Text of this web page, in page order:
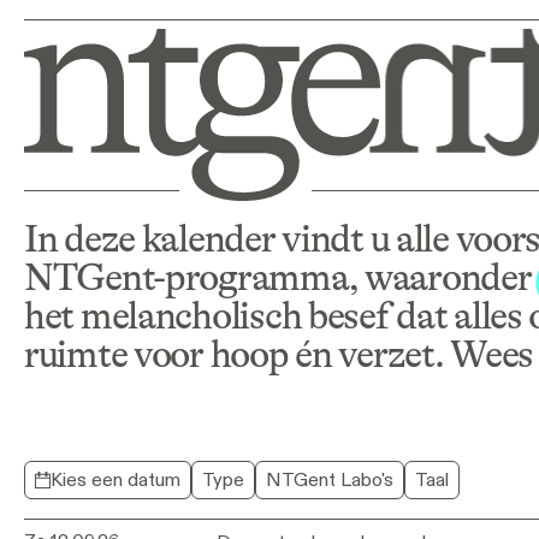
Programma
In deze kalender vindt u alle
NTGent-programma, waaronder
het melancholisch besef dat
ruimte voor hoop én verzet.
Kies een datum Type NTGent Labo's Taal